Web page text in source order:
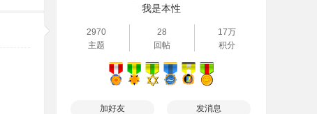
我是本性
2970
主题
28
回帖
17万
积分
加好友 发消息